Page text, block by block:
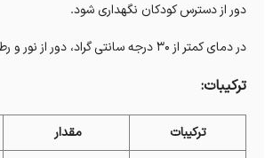
دور از دسترس کودکان نگهداری شود.
در دمای کمتر از ۳۰ درجه سانتی گراد، دور از نور و رطوبت نگهداری شود.
ترکیبات:
ترکیبات مقدار